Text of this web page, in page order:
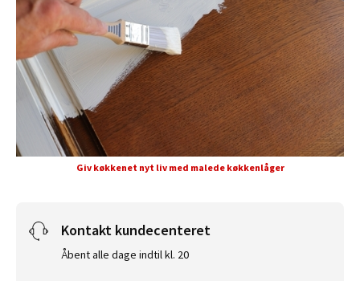
Giv køkkenet nyt liv med malede køkkenlåger
Kontakt kundecenteret
Åbent alle dage indtil kl. 20